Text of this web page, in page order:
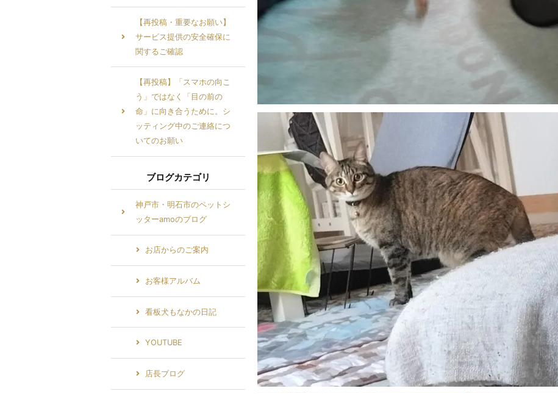
【再投稿・重要なお願い】
サービス提供の安全確保に
関するご確認
【再投稿】「スマホの向こ
う」ではなく「目の前の
命」に向き合うために。シ
ッティング中のご連絡につ
いてのお願い
ブログカテゴリ
神戸市・明石市のペットシ
ッターamoのブログ
お店からのご案内
お客様アルバム
看板犬もなかの日記
YOUTUBE
店長ブログ